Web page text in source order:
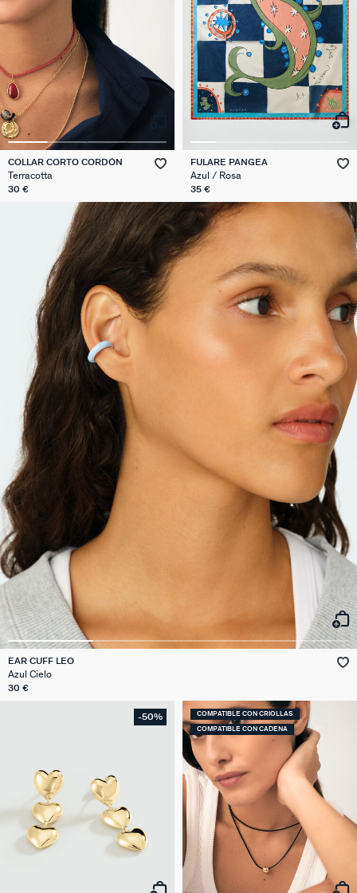
COLLAR CORTO CORDÓN
Terracotta
30 €
FULARE PANGEA
Azul / Rosa
35 €
EAR CUFF LEO
Azul Cielo
30 €
-50% COMPATIBLE CON CRIOLLAS
COMPATIBLE CON CADENA